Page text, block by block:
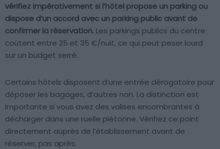
vérifiez impérativement si l’hôtel propose un parking ou
dispose d’un accord avec un parking public avant de
confirmer la réservation. Les parkings publics du centre
coûtent entre 25 et 35 €/nuit, ce qui peut peser lourd
sur un budget serré.
Certains hôtels disposent d’une entrée dérogatoire pour
déposer les bagages, d’autres non. La distinction est
importante si vous avez des valises encombrantes à
décharger dans une ruelle piétonne. Vérifiez ce point
directement auprès de l’établissement avant de
réserver, pas après.